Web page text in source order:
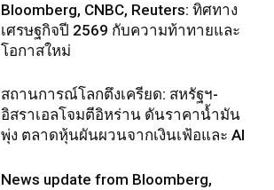
Bloomberg, CNBC, Reuters: ทิศทาง
เศรษฐกิจปี 2569 กับความท้าทายและ
โอกาสใหม่
สถานการณ์โลกตึงเครียด: สหรัฐฯ-
อิสราเอลโจมตีอิหร่าน ดันราคาน้ำมัน
พุ่ง ตลาดหุ้นผันผวนจากเงินเฟ้อและ AI
News update from Bloomberg,